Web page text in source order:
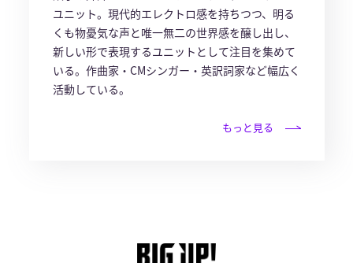
ユニット。現代的エレクトロ感を持ちつつ、明る
くも物憂気な声と唯一無二の世界感を醸し出し、
新しい形で表現するユニットとして注目を集めて
いる。作曲家・CMシンガー・英訳詞家など幅広く
活動している。
もっと見る